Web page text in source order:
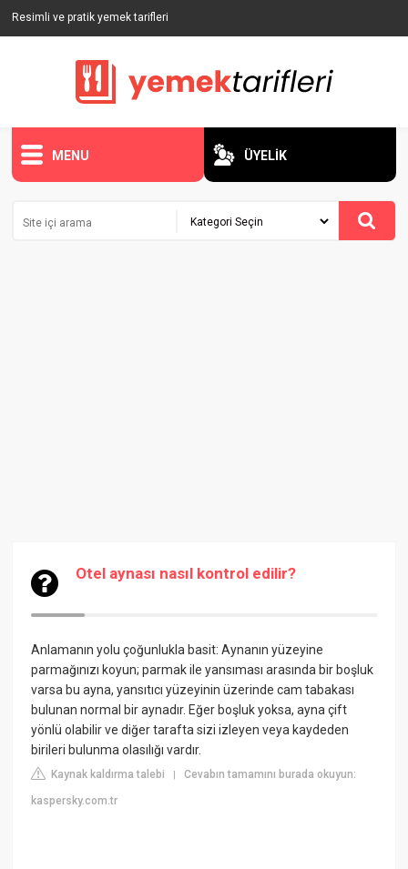
Resimli ve pratik yemek tarifleri
MENU ÜYELİK
Otel aynası nasıl kontrol edilir?
Anlamanın yolu çoğunlukla basit: Aynanın yüzeyine
parmağınızı koyun; parmak ile yansıması arasında bir boşluk
varsa bu ayna, yansıtıcı yüzeyinin üzerinde cam tabakası
bulunan normal bir aynadır. Eğer boşluk yoksa, ayna çift
yönlü olabilir ve diğer tarafta sizi izleyen veya kaydeden
birileri bulunma olasılığı vardır.
Kaynak kaldırma talebi |Cevabın tamamını burada okuyun:
kaspersky.com.tr